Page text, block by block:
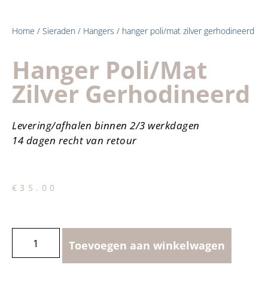
Home / Sieraden / Hangers / hanger poli/mat zilver gerhodineerd
Hanger Poli/mat
Zilver Gerhodineerd
Levering/afhalen binnen 2/3 werkdagen
14 dagen recht van retour
€ 35.00
Toevoegen aan winkelwagen